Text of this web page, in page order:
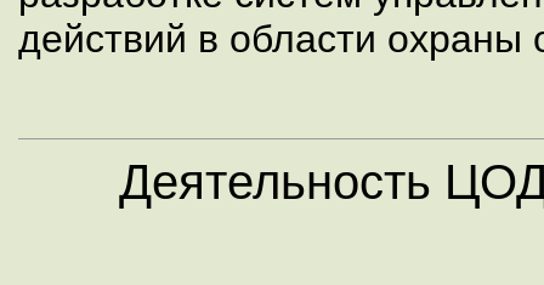
действий в области
Деятельность